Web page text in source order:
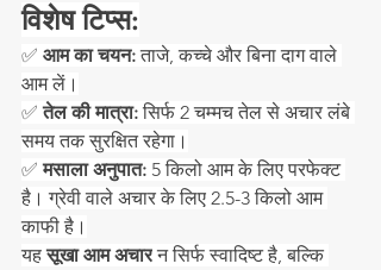
विशेष टिप्स:
✅ आम का चयन: ताजे, कच्चे और बिना दाग वाले
आम लें।
✅ तेल की मात्रा: सिर्फ 2 चम्मच तेल से अचार लंबे
समय तक सुरक्षित रहेगा।
✅ मसाला अनुपात: 5 किलो आम के लिए परफेक्ट
है। ग्रेवी वाले अचार के लिए 2.5-3 किलो आम
काफी है।
यह सूखा आम अचार न सिर्फ स्वादिष्ट है, बल्कि